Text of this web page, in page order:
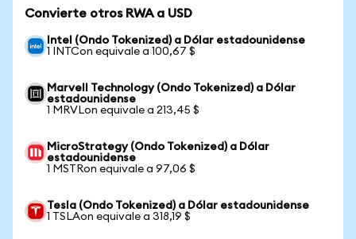
Convierte otros RWA a USD
Intel (Ondo Tokenized) a Dólar estadounidense
1 INTCon equivale a 100,67 $
Marvell Technology (Ondo Tokenized) a Dólar
estadounidense
1 MRVLon equivale a 213,45 $
MicroStrategy (Ondo Tokenized) a Dólar
estadounidense
1 MSTRon equivale a 97,06 $
Tesla (Ondo Tokenized) a Dólar estadounidense
1 TSLAon equivale a 318,19 $